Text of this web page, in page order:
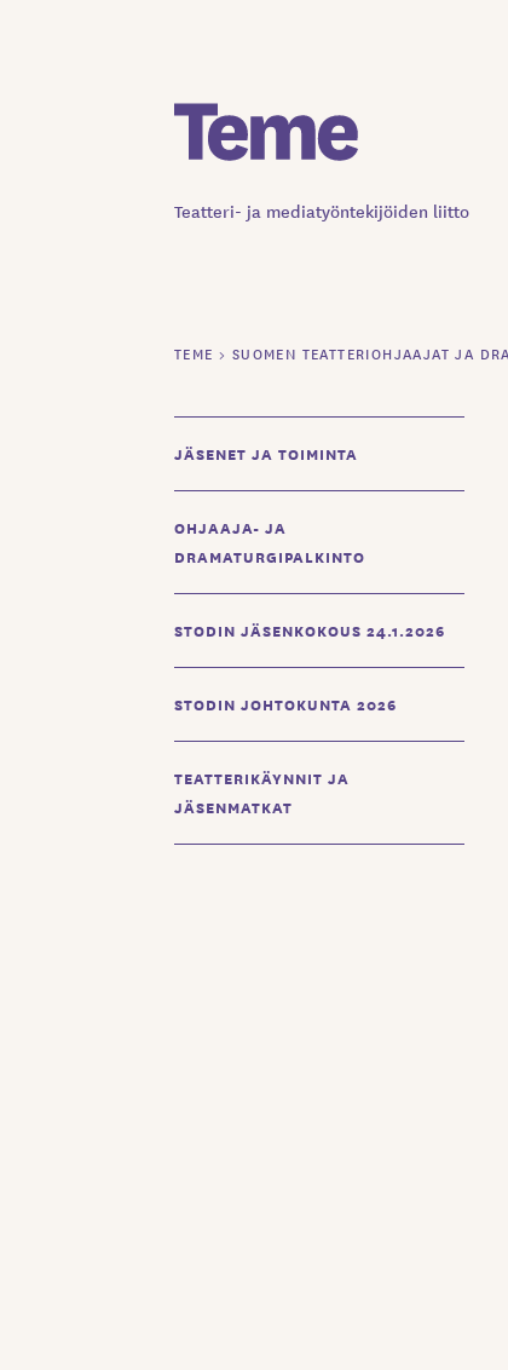
Teatteri- ja mediatyöntekijöiden liitto
TEME > SUOMEN TEATTERIOHJAAJAT JA
JÄSENET JA TOIMINTA
OHJAAJA- JA
DRAMATURGIPALKINTO
STODIN JÄSENKOKOUS 24.1.2026
STODIN JOHTOKUNTA 2026
TEATTERIKÄYNNIT JA
JÄSENMATKAT